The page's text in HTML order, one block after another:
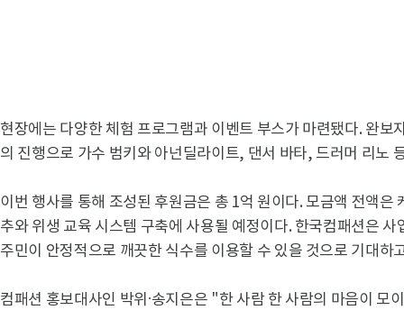
현장에는 다양한 체험 프로그램과 이벤트 부스가 마련됐다. 완보
의 진행으로 가수 범키와 아넌딜라이트, 댄서 바타, 드러머 리노
이번 행사를 통해 조성된 후원금은 총 1억 원이다. 모금액 전액은
추와 위생 교육 시스템 구축에 사용될 예정이다. 한국컴패션은
주민이 안정적으로 깨끗한 식수를 이용할 수 있을 것으로 기대하
컴패션 홍보대사인 박위·송지은은 "한 사람 한 사람의 마음이 모